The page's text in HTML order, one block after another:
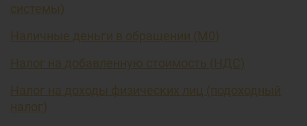
системы)
Наличные деньги в обращении (М0)
Налог на добавленную стоимость (НДС)
Налог на доходы физических лиц (подоходный
налог)